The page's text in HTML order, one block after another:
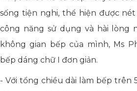
sống tiện nghi, thể hiện được
công năng sử dụng và hài lòng
không gian bếp của mình, Ms
bếp dáng chữ I đơn giản.
- Với tổng chiều dài làm bếp trên